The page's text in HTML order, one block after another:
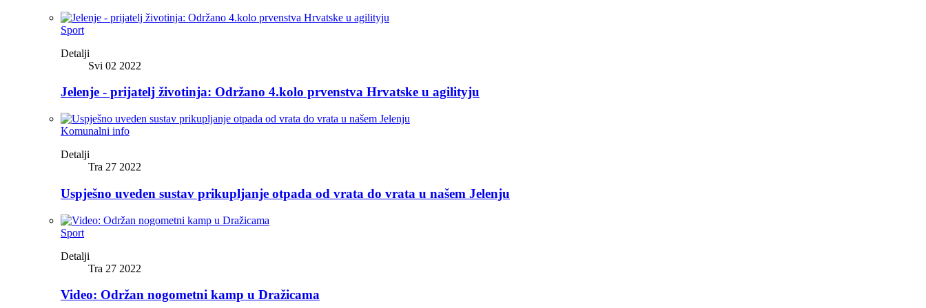
Sport
Detalji
Svi 02 2022
Jelenje - prijatelj životinja: Održano 4.kolo prvenstva Hrvatske u agilityju
Komunalni info
Detalji
Tra 27 2022
Uspješno uveden sustav prikupljanje otpada od vrata do vrata u našem Jelenju
Sport
Detalji
Tra 27 2022
Video: Održan nogometni kamp u Dražicama